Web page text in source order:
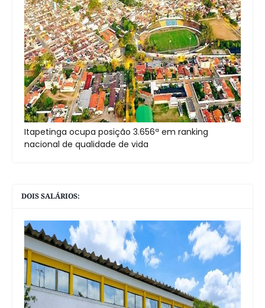
Itapetinga ocupa posição 3.656ª em ranking
nacional de qualidade de vida
DOIS SALÁRIOS: